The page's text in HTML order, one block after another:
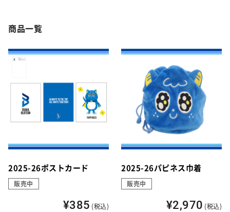
商品一覧
2025-26ポストカード
販売中
¥385 (税込)
2025-26パピネス巾着
販売中
¥2,970 (税込)